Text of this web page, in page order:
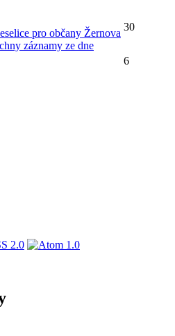
pro občany Žernova
záznamy ze dne
30
6